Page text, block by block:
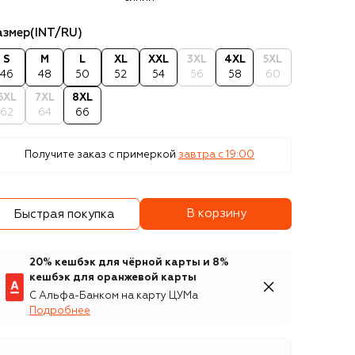
(INT/RU)
S
46
M
48
L
50
XL
52
XXL
54
3XL
56
4XL
58
5XL
60
62
7XL
64
8XL
66
Получите заказ с примеркой завтра c 19:00
Быстрая покупка В корзину
20% кешбэк для чёрной карты и 8%
кешбэк для оранжевой карты
С Альфа-Банком на карту ЦУМа
Подробнее